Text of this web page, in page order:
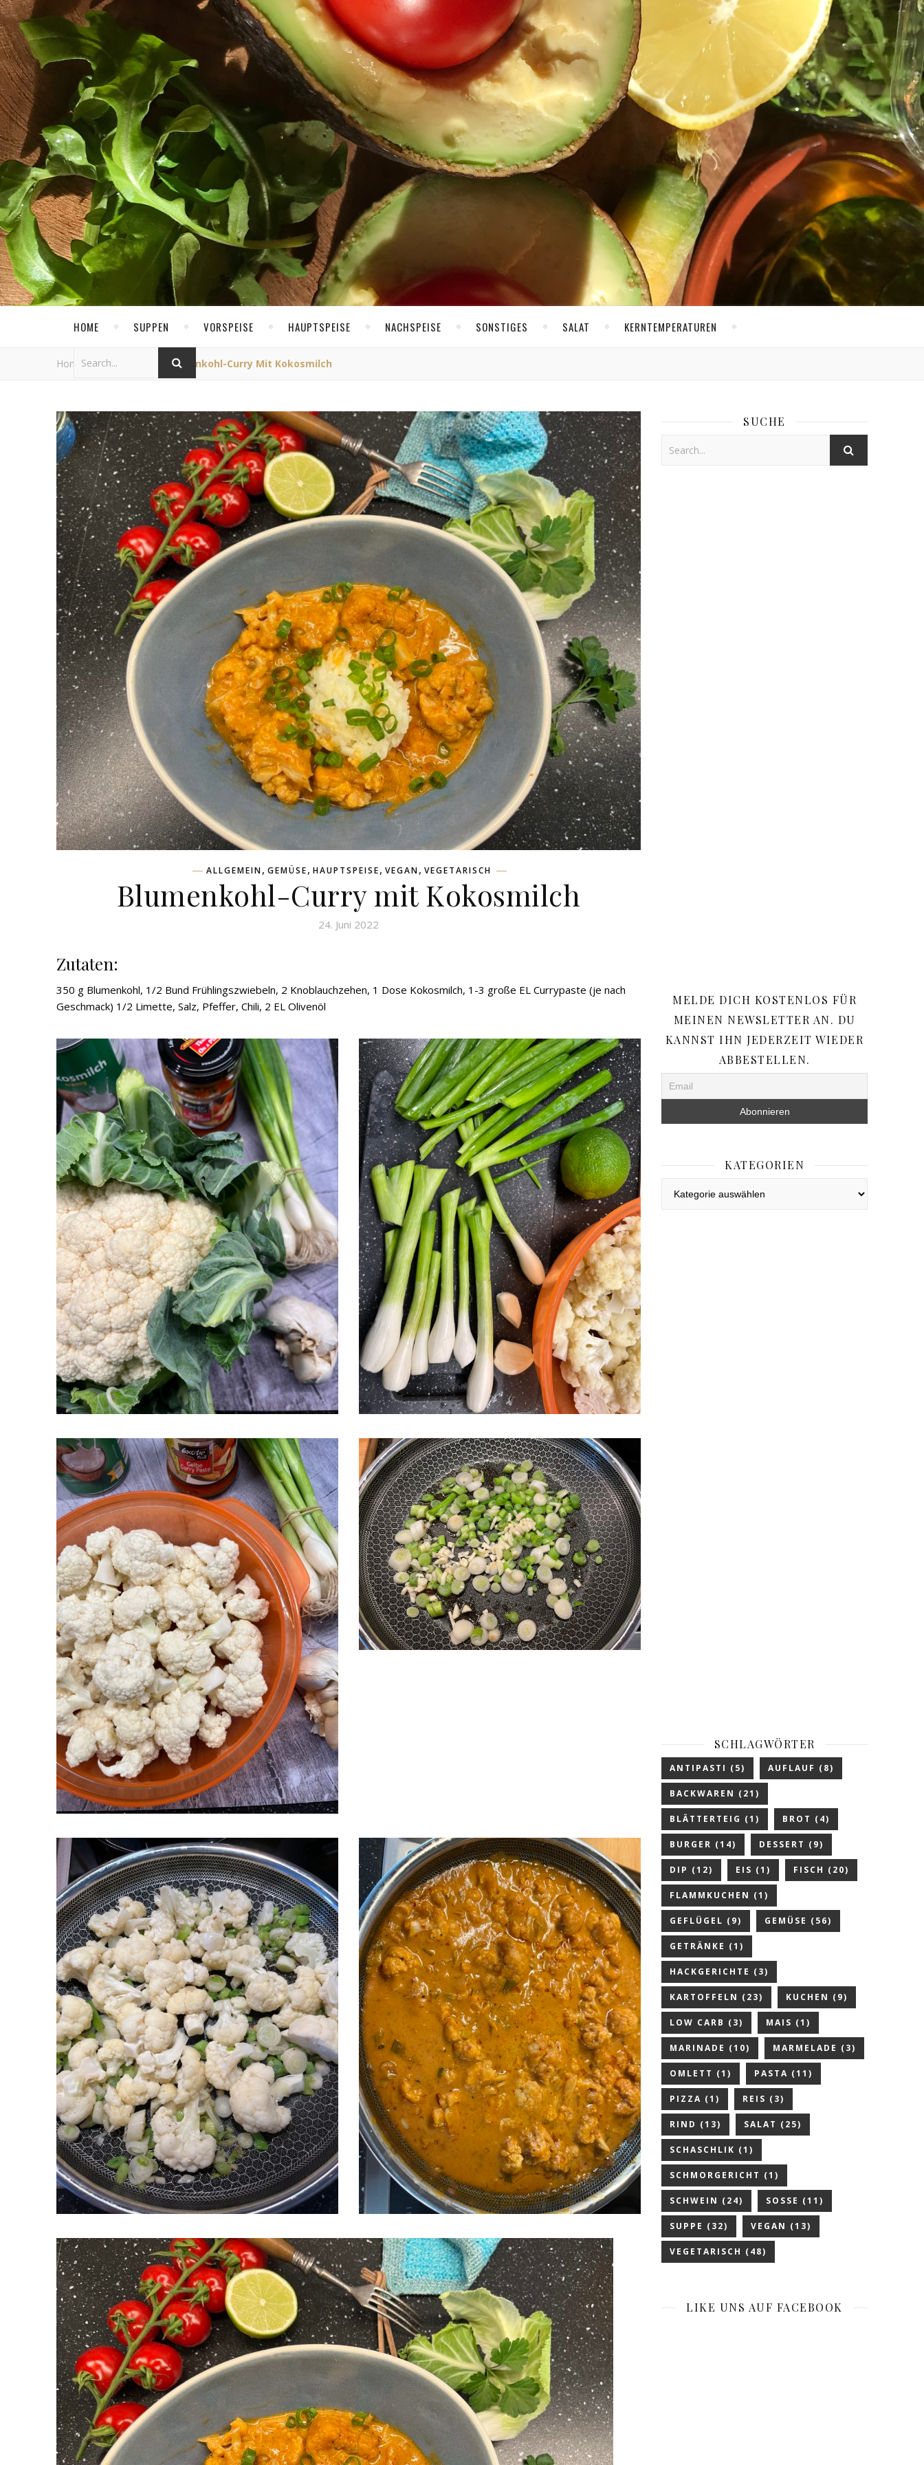
HOME SUPPEN VORSPEISE HAUPTSPEISE NACHSPEISE SONSTIGES SALAT KERNTEMPERATUREN
Home / Allgemein Blumenkohl-Curry Mit Kokosmilch
ALLGEMEIN, GEMÜSE, HAUPTSPEISE, VEGAN, VEGETARISCH
Blumenkohl-Curry mit Kokosmilch
24. Juni 2022
Zutaten:
350 g Blumenkohl, 1/2 Bund Frühlingszwiebeln, 2 Knoblauchzehen, 1 Dose Kokosmilch, 1-3 große EL Currypaste (je nach
Geschmack) 1/2 Limette, Salz, Pfeffer, Chili, 2 EL Olivenöl
SUCHE
MELDE DICH KOSTENLOS FÜR
MEINEN NEWSLETTER AN. DU
KANNST IHN JEDERZEIT WIEDER
ABBESTELLEN.
KATEGORIEN
SCHLAGWÖRTER
ANTIPASTI (5) AUFLAUF (8)
BACKWAREN (21)
BLÄTTERTEIG (1) BROT (4)
BURGER (14) DESSERT (9)
DIP (12) EIS (1) FISCH (20)
FLAMMKUCHEN (1)
GEFLÜGEL (9) GEMÜSE (56)
GETRÄNKE (1)
HACKGERICHTE (3)
KARTOFFELN (23) KUCHEN (9)
LOW CARB (3) MAIS (1)
MARINADE (10) MARMELADE (3)
OMLETT (1) PASTA (11)
PIZZA (1) REIS (3)
RIND (13) SALAT (25)
SCHASCHLIK (1)
SCHMORGERICHT (1)
SCHWEIN (24) SOSSE (11)
SUPPE (32) VEGAN (13)
VEGETARISCH (48)
LIKE UNS AUF FACEBOOK